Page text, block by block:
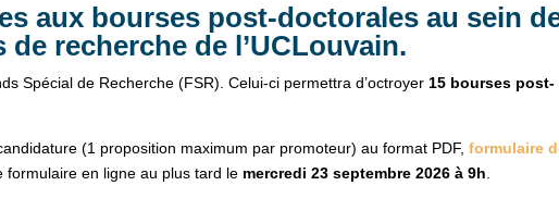
aux bourses post-doctorales au sein
de recherche de l’UCLouvain.
Spécial de Recherche (FSR). Celui-ci permettra d’octroyer 15 bourses post-
(1 proposition maximum par promoteur) au format PDF,formulaire
formulaire en ligne au plus tard le mercredi 23 septembre 2026 à 9h